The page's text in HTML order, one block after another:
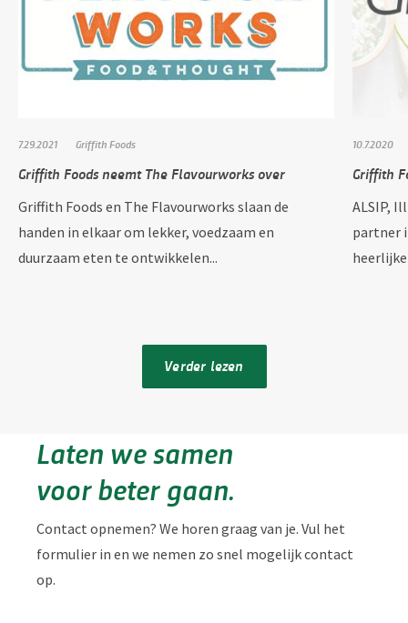
7.29.2021 Griffith Foods
Griffith Foods neemt The Flavourworks over
Griffith Foods en The Flavourworks slaan de
handen in elkaar om lekker, voedzaam en
duurzaam eten te ontwikkelen...
10.7.2020
Griffith
ALSIP,
partner
Verder lezen
Laten we samen
voor beter gaan.
Contact opnemen? We horen graag van je. Vul het
formulier in en we nemen zo snel mogelijk contact
op.